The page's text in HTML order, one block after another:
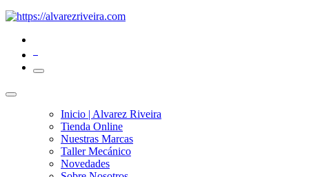
Inicio | Alvarez Riveira
Tienda Online
Nuestras Marcas
Taller Mecánico
Novedades